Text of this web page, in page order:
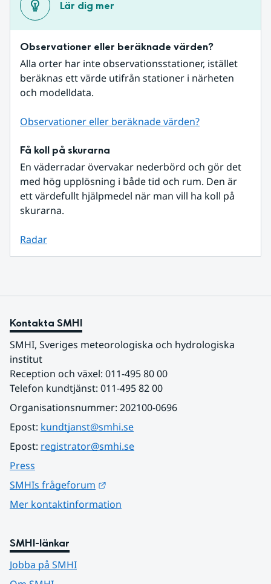
Lär dig mer
Observationer eller beräknade värden?
Alla orter har inte observationsstationer, istället
beräknas ett värde utifrån stationer i närheten
och modelldata.
Observationer eller beräknade värden?
Få koll på skurarna
En väderradar övervakar nederbörd och gör det
med hög upplösning i både tid och rum. Den är
ett värdefullt hjälpmedel när man vill ha koll på
skurarna.
Radar
Kontakta SMHI
SMHI, Sveriges meteorologiska och hydrologiska
institut
Reception och växel: 011-495 80 00
Telefon kundtjänst: 011-495 82 00
Organisationsnummer: 202100-0696
Epost: kundtjanst@smhi.se
Epost: registrator@smhi.se
Press
SMHIs frågeforum
Mer kontaktinformation
SMHI-länkar
Jobba på SMHI